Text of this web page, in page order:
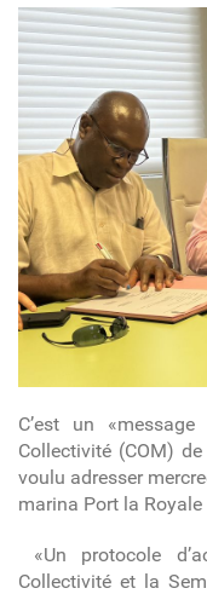
C’est un
Collectivité (COM)
voulu adresser
marina Port la
«Un protocole
Collectivité et la